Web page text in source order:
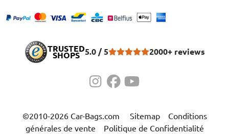
TRUSTED
SHOPS 5.0 / 5 2000+ reviews
©2010-2026 Car-Bags.com Sitemap
Conditions
générales de vente
Politique de Confidentialité